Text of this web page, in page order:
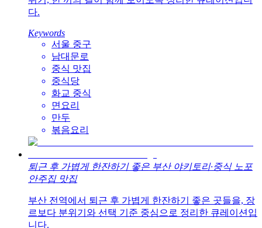
다.
Keywords
서울 중구
남대문로
중식 맛집
중식당
화교 중식
면요리
만두
볶음요리
퇴근 후 가볍게 한잔하기 좋은 부산 야키토리·중식 노포
안주집 맛집
부산 전역에서 퇴근 후 가볍게 한잔하기 좋은 곳들을, 장
르보다 분위기와 선택 기준 중심으로 정리한 큐레이션입
니다.